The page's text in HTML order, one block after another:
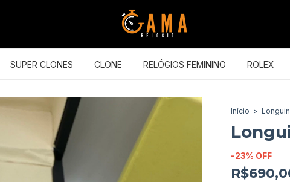
SUPER CLONES CLONE RELÓGIOS FEMININO ROLEX
Início >
-23% OFF